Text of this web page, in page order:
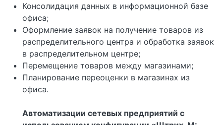
Консолидация данных в информационной базе
офиса;
Оформление заявок на получение товаров из
распределительного центра и обработка заявок
в распределительном центре;
Перемещение товаров между магазинами;
Планирование переоценки в магазинах из
офиса.
Автоматизации сетевых предприятий с